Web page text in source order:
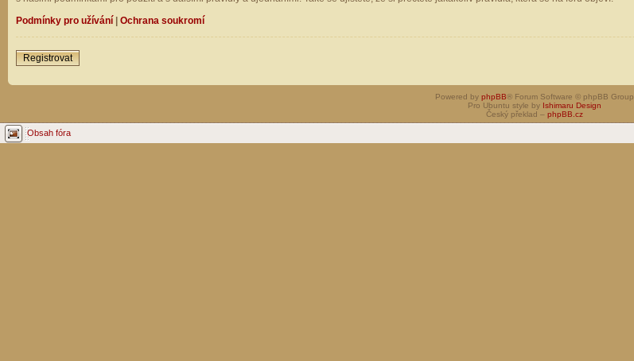
Podmínky pro užívání | Ochrana soukromí
Registrovat
Powered by phpBB® Forum Software © phpBB Group
Pro Ubuntu style by Ishimaru Design
Český překlad – phpBB.cz
Obsah fóra